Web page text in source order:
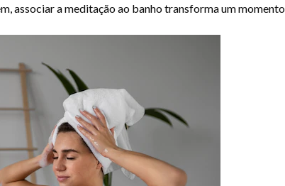
associar a meditação ao banho transforma um